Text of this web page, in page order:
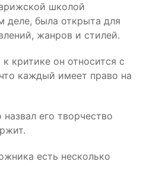
школой
деле, была открыта для
жанров и стилей.
к критике он относится с
каждый имеет право на
его творчество
есть несколько